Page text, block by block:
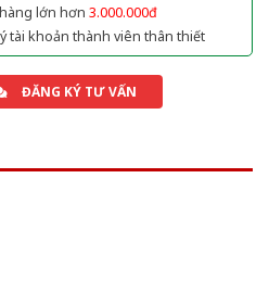
lớn hơn 3.000.000đ
tài khoản thành viên thân thiết
ĐĂNG KÝ TƯ VẤN